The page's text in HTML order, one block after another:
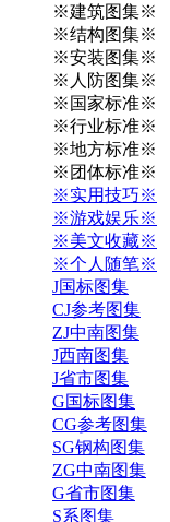
※建筑图集※
※结构图集※
※安装图集※
※人防图集※
※国家标准※
※行业标准※
※地方标准※
※团体标准※
※实用技巧※
※游戏娱乐※
※美文收藏※
※个人随笔※
J国标图集
CJ参考图集
ZJ中南图集
J西南图集
J省市图集
G国标图集
CG参考图集
SG钢构图集
ZG中南图集
G省市图集
S系图集